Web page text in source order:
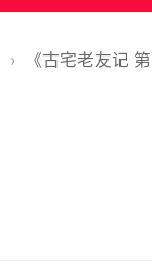
› 《古宅老友记 第